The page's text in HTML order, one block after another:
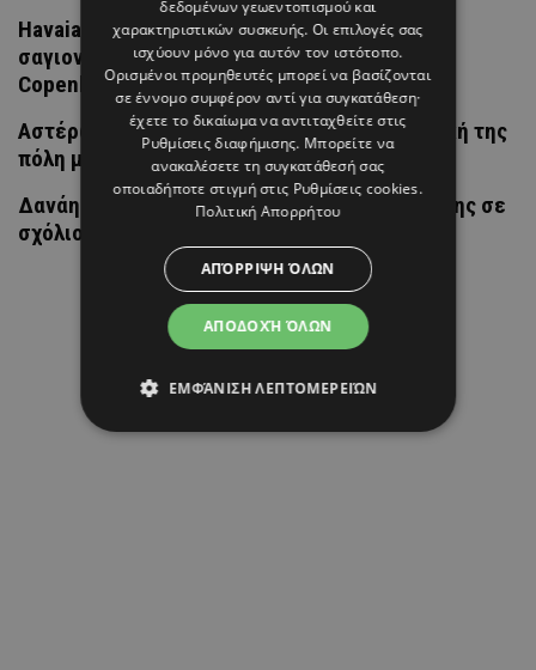
Havaianas με kitten heel: Η πιο απρόσμενη
σαγιονάρα της σεζόν έκανε ντεμπούτο στην
Copenhagen Fashion Week
Αστέρω Κυπριανού: Επέστρεψε στη φοιτητική της
πόλη μαζί με τον Λούη Πατσαλίδη
Δανάη Μπάρκα: Η αποστομωτική απάντησή της σε
σχόλιο για πλαστική επέμβαση
δεδομένων γεωεντοπισμού και
χαρακτηριστικών συσκευής. Οι επιλογές σας
ισχύουν μόνο για αυτόν τον ιστότοπο.
Ορισμένοι προμηθευτές μπορεί να βασίζονται
σε έννομο συμφέρον αντί για συγκατάθεση·
έχετε το δικαίωμα να αντιταχθείτε στις
Ρυθμίσεις διαφήμισης. Μπορείτε να
ανακαλέσετε τη συγκατάθεσή σας
οποιαδήποτε στιγμή στις Ρυθμίσεις cookies.
Πολιτική Απορρήτου
ΑΠΟΔΟΧΉ ΌΛΩΝ
ΑΠΌΡΡΙΨΗ ΌΛΩΝ
ΕΜΦΆΝΙΣΗ ΛΕΠΤΟΜΕΡΕΙΏΝ